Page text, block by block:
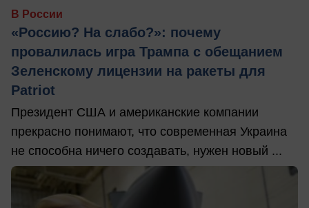
В России
«Россию? На слабо?»: почему
провалилась игра Трампа с обещанием
Зеленскому лицензии на ракеты для
Patriot
Президент США и американские компании
прекрасно понимают, что современная Украина
не способна ничего создавать, нужен новый ...